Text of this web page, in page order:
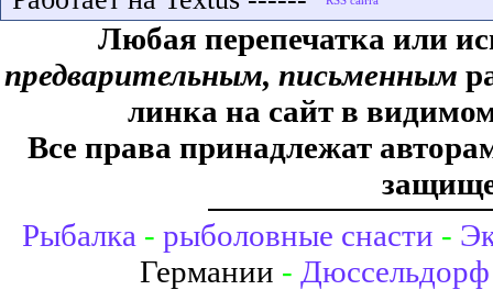
Любая перепечатка или
предварительным, письменным
линка на сайт в
Все права принадлежат
Рыбалка - рыболовные снасти -
Германии - Дюссельдорф